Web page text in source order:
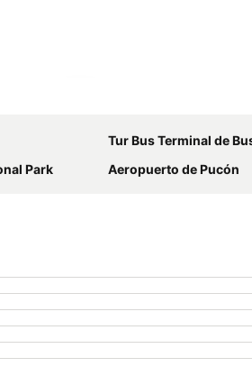
Tur Bus Terminal de
Park Aeropuerto de Pucón